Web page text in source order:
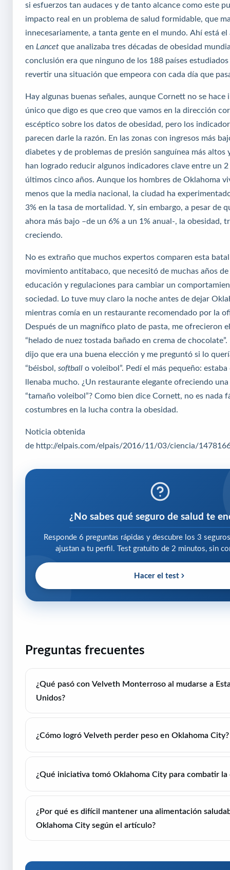
si esfuerzos tan audaces y de tanto alcance como este
impacto real en un problema de salud formidable, que
innecesariamente, a tanta gente en el mundo. Ahí está
en Lancet que analizaba tres décadas de obesidad
conclusión era que ninguno de los 188 países
revertir una situación que empeora con cada día que
Hay algunas buenas señales, aunque Cornett no se hace
único que digo es que creo que vamos en la dirección
escéptico sobre los datos de obesidad, pero los
parecen darle la razón. En las zonas con ingresos más
diabetes y de problemas de presión sanguínea más altos
han logrado reducir algunos indicadores clave entre un
últimos cinco años. Aunque los hombres de Oklahoma
menos que la media nacional, la ciudad ha
3% en la tasa de mortalidad. Y, sin embargo, a pesar de
ahora más bajo –de un 6% a un 1% anual-, la obesidad,
creciendo.
No es extraño que muchos expertos comparen esta
movimiento antitabaco, que necesitó de muchas años
educación y regulaciones para cambiar un
sociedad. Lo tuve muy claro la noche antes de dejar
mientras comía en un restaurante recomendado por la
Después de un magnífico plato de pasta, me ofrecieron
“helado de nuez tostada bañado en crema de
dijo que era una buena elección y me preguntó si lo
“béisbol, softball o voleibol”. Pedí el más pequeño:
llenaba mucho. ¿Un restaurante elegante ofreciendo
“tamaño voleibol”? Como bien dice Cornett, no es nada
costumbres en la lucha contra la obesidad.
Noticia obtenida
de http://elpais.com/elpais/2016/11/03/ciencia/
¿No sabes qué seguro de salud te
Responde 6 preguntas rápidas y descubre los 3
ajustan a tu perfil. Test gratuito de 2 minutos, sin
Hacer el test
Preguntas frecuentes
¿Qué pasó con Velveth Monterroso al mudarse a
Unidos?
¿Cómo logró Velveth perder peso en Oklahoma City?
¿Qué iniciativa tomó Oklahoma City para combatir la
¿Por qué es difícil mantener una alimentación
Oklahoma City según el artículo?